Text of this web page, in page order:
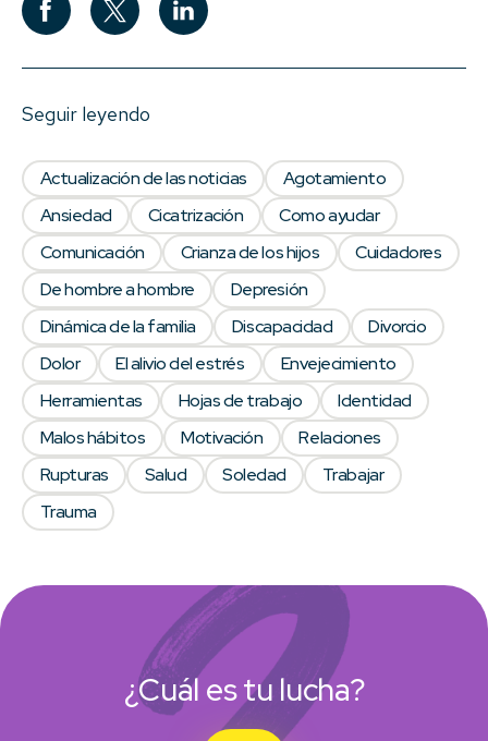
¿Cuál es tu lucha?
Seguir leyendo
Actualización de las noticias
Agotamiento
Ansiedad
Cicatrización
Como ayudar
Comunicación
Crianza de los hijos
Cuidadores
De hombre a hombre
Depresión
Dinámica de la familia
Discapacidad
Divorcio
Dolor
El alivio del estrés
Envejecimiento
Herramientas
Hojas de trabajo
Identidad
Malos hábitos
Motivación
Relaciones
Rupturas
Salud Soledad
Trabajar
Trauma